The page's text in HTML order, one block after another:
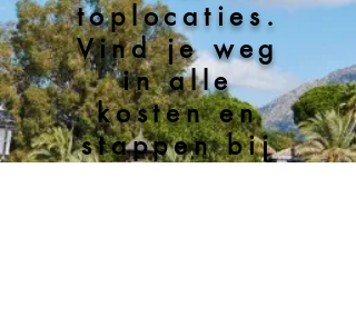
toplocaties.
Vind je weg
in alle
kosten en
stappen bij